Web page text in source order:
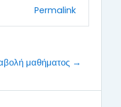
Permalink
μαθήματος →